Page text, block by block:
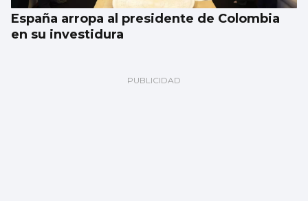
España arropa al presidente de Colombia
en su investidura